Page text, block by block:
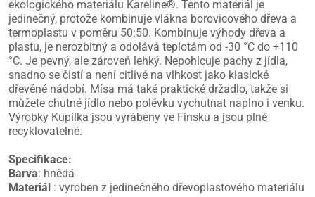
ekologického materiálu Kareline®. Tento materiál je
jedinečný, protože kombinuje vlákna borovicového dřeva a
termoplastu v poměru 50:50. Kombinuje výhody dřeva a
plastu, je nerozbitný a odolává teplotám od -30 °C do +110
°C. Je pevný, ale zároveň lehký. Nepohlcuje pachy z jídla,
snadno se čistí a není citlivé na vlhkost jako klasické
dřevěné nádobí. Mísa má také praktické držadlo, takže si
můžete chutné jídlo nebo polévku vychutnat naplno i venku.
Výrobky Kupilka jsou vyráběny ve Finsku a jsou plně
recyklovatelné.
Specifikace:
Barva: hnědá
Materiál : vyroben z jedinečného dřevoplastového materiálu